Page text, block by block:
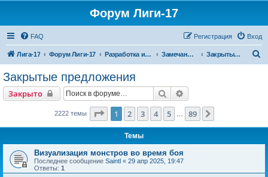
Форум Лиги-17
FAQ Вход
Регистрация
Лига-17 Форум Лиги-17 Разработка игры Замечания и предложения Закрытые предложения
Закрытые предложения
Закрыто Поиск
2222 темы Страница из 89
1 2 3 4 5 89
Темы
Визуализация монстров во время боя
Последнее сообщение Saintl « 29 апр 2025, 19:47
Ответы: 1